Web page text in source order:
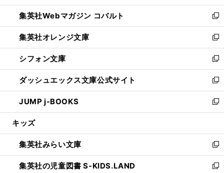
開
く
ウ
で
開
く
ン
ド
ウ
で
開
く
ウ
ィ
ン
ド
ウ
で
開
く
集英社Webマガジン コバルト
新
し
い
ウ
ィ
ン
ド
ウ
で
開
集英社オレンジ文庫
新
し
い
ウ
ィ
ン
ド
ウ
開
く
シフォン文庫
新
し
い
ウ
ィ
ン
ウ
で
開
く
ダッシュエックス文庫公式サイト
新
し
い
ウ
ン
ド
ウ
で
JUMP j-BOOKS
新
し
ウ
ィ
ン
ド
キッズ
集英社みらい文庫
新
し
い
集英社の児童図書 S-KIDS.LAND
新